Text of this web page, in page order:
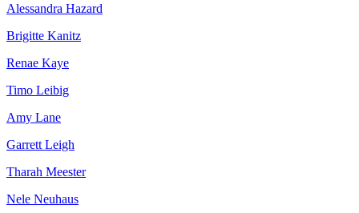
Alessandra Hazard
Brigitte Kanitz
Renae Kaye
Timo Leibig
Amy Lane
Garrett Leigh
Tharah Meester
Nele Neuhaus